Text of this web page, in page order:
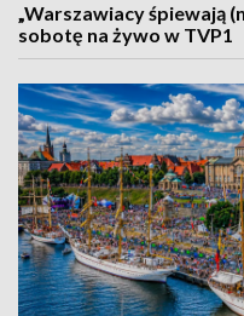
„Warszawiacy śpiewają
sobotę na żywo w TVP1